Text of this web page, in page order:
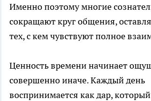
Именно поэтому многие
сокращают круг общения,
тех, с кем чувствуют полное
Ценность времени начинает
совершенно иначе. Каждый день
воспринимается как дар, который